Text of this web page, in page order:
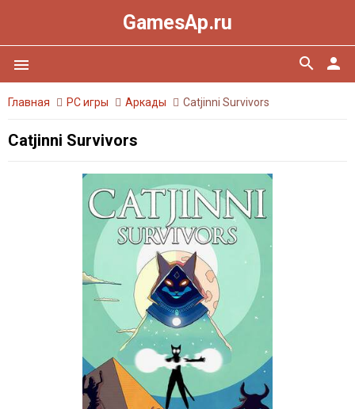
GamesAp.ru
menu person
search
Главная PC игры Аркады Catjinni Survivors
Catjinni Survivors